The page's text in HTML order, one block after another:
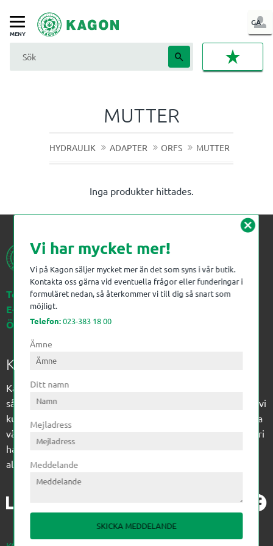
Meny
GA
IN
MUTTER
HYDRAULIK ADAPTER ORFS MUTTER
Inga produkter hittades.
Telefon:023-383 18 00
E-post:kagon@kagon.se
Öppettider:Måndag-Fredag, 07-16
Kagon AB
Kagon har sedan 1972 levererat kompetens till
sågverksindustrin och övrig industri. Till träindustrin tillför vi
kunskap med optimeringslösningar från timmerplanen hela
vägen fram till paketering/emballering och till övrig industri
har vi ett komplement sortiment av teknikprodukter med
allt ifrån slangtillverkning till transmission och lager.
cancel
Vi har mycket mer!
Vi på Kagon säljer mycket mer än det som syns i vår butik.
Kontakta oss gärna vid eventuella frågor eller funderingar i
formuläret nedan, så återkommer vi till dig så snart som
möjligt.
Telefon:023-383 18 00
Ämne
Ditt namn
Mejladress
Meddelande
SKICKA MEDDELANDE